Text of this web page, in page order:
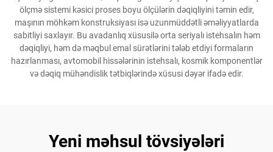
ölçmə sistemi kəsici proses boyu ölçülərin dəqiqliyini təmin edir,
maşının möhkəm konstruksiyası isə uzunmüddətli əməliyyatlarda
sabitliyi saxlayır. Bu avadanlıq xüsusilə orta seriyalı istehsalın həm
dəqiqliyi, həm də məqbul emal sürətlərini tələb etdiyi formaların
hazırlanması, avtomobil hissələrinin istehsalı, kosmik komponentlər
və dəqiq mühəndislik tətbiqlərində xüsusi dəyər ifadə edir.
Yeni məhsul tövsiyələri